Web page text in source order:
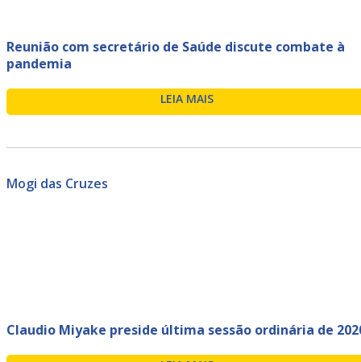
Reunião com secretário de Saúde discute combate à
pandemia
LEIA MAIS
Mogi das Cruzes
Claudio Miyake preside última sessão ordinária de